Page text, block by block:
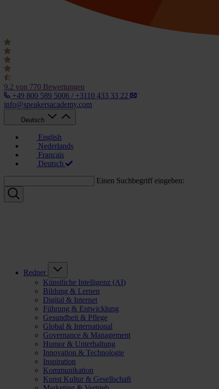
9.2 von 770 Bewertungen
+49 800 589 5006 / +3110 433 33 22
info@speakersacademy.com
Deutsch
English
Nederlands
Français
Deutsch
Einen Suchbegriff eingeben:
Redner
Künstliche Intelligenz (AI)
Bildung & Lernen
Digital & Internet
Führung & Entwicklung
Gesundheit & Pflege
Global & International
Governance & Management
Humor & Unterhaltung
Innovation & Technologie
Inspiration
Kommunikation
Kunst Kultur & Gesellschaft